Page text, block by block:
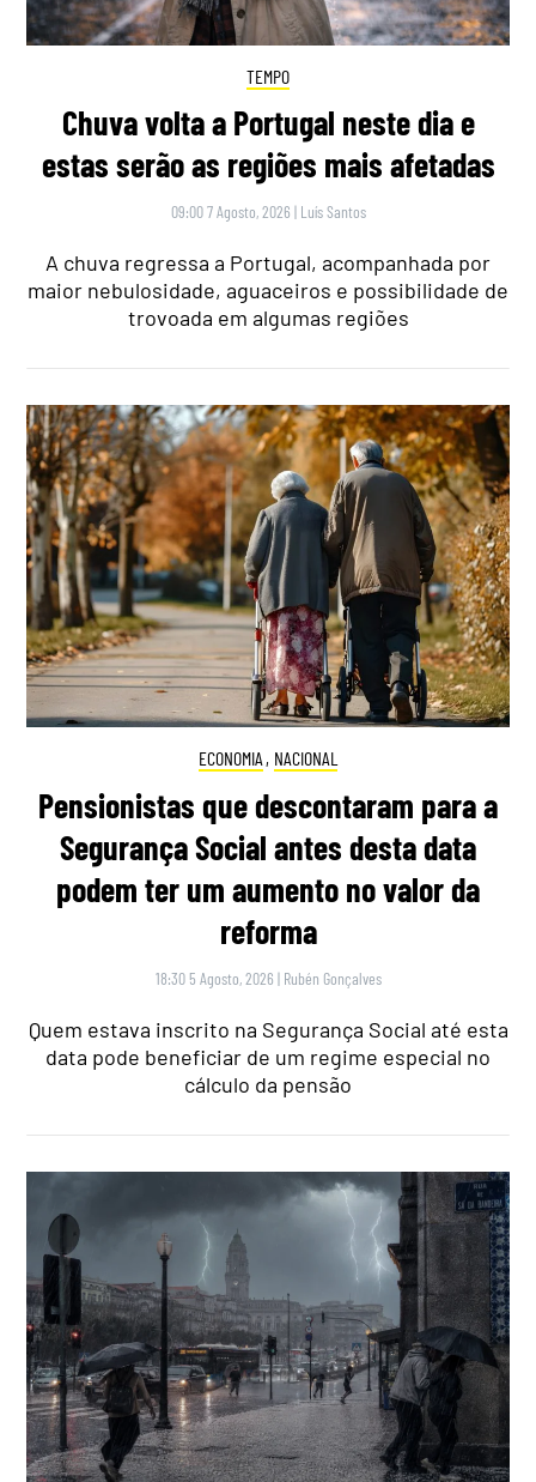
TEMPO
Chuva volta a Portugal neste dia e
estas serão as regiões mais afetadas
09:00 7 Agosto, 2026 | Luís Santos
A chuva regressa a Portugal, acompanhada por
maior nebulosidade, aguaceiros e possibilidade de
trovoada em algumas regiões
ECONOMIA , NACIONAL
Pensionistas que descontaram para a
Segurança Social antes desta data
podem ter um aumento no valor da
reforma
18:30 5 Agosto, 2026 | Rubén Gonçalves
Quem estava inscrito na Segurança Social até esta
data pode beneficiar de um regime especial no
cálculo da pensão